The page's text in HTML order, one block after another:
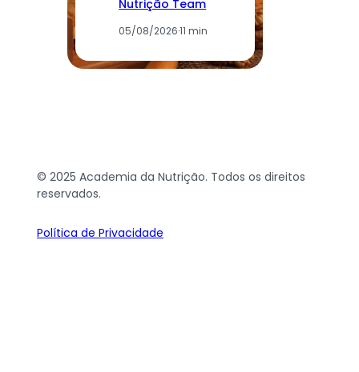
Nutrição Team
05/08/2026·11 min
© 2025 Academia da Nutrição. Todos os direitos
reservados.
Política de Privacidade